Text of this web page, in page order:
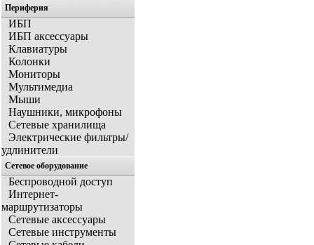
Периферия
ИБП
ИБП аксессуары
Клавиатуры
Колонки
Мониторы
Мультимедиа
Мыши
Наушники, микрофоны
Сетевые хранилища
Электрические фильтры/
удлинители
Сетевое оборудование
Беспроводной доступ
Интернет-
маршрутизаторы
Сетевые аксессуары
Сетевые инструменты